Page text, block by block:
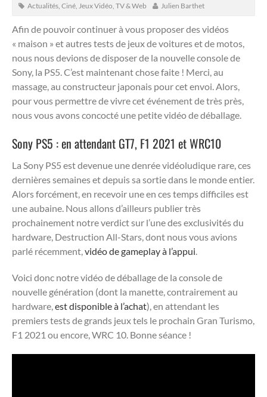
Actualités Ciné, Jeux Vidéo, TV & Web Julien Barthet
Afin de pouvoir continuer à vous proposer des vidéos
« maison » et autres tests de jeux de voitures et de motos,
nous nous devions de disposer de la nouvelle console de
Sony, la PS5. C’est maintenant chose faite ! Merci, au
massage, au constructeur japonais pour cet envoi.Alors,
pour vous permettre de vivre cet événement de très près,
nous vous avons concocté une petite vidéo de déballage.
Sony PS5 : en attendant GT7, F1 2021 et WRC10
La Sony PS5 est devenue une denrée vidéoludique rare, ces
dernières semaines et depuis sa sortie dans le monde entier.
Alors forcément, en recevoir une en ces temps difficiles est
une aubaine. Nous allons d’ailleurs publier très
prochainement notre verdict sur l’une des exclusivités du
hardware, Destruction All-Stars, dont nous vous avions
parlé récemment,vidéo de gameplay à l’appui.
Voici donc notre vidéo de déballage de la console de
nouvelle génération (dont la manette, contrairement au
hardware,est disponible à l’achat), en attendant les
premiers tests de grands jeux tels le prochain Gran Turismo,
F1 2021 ou encore, WRC 10. Bonne séance !